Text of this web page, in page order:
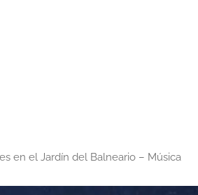
en el Jardín del Balneario – Música